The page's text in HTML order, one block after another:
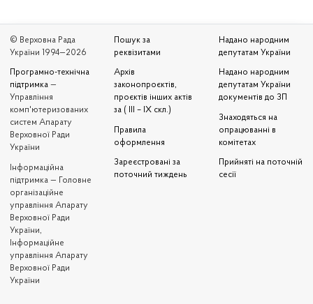
© Верховна Рада
України 1994—2026
Програмно-технічна
підтримка —
Управління
комп'ютеризованих
систем Апарату
Верховної Ради
України
Iнформаційна
підтримка — Головне
організаційне
управління Апарату
Верховної Ради
України,
Інформаційне
управління Апарату
Верховної Ради
України
Пошук за
реквізитами
Архів
законопроєктів,
проєктів інших актів
за ( III – IX скл.)
Правила
оформлення
Зареєстровані за
поточний тиждень
Надано народним
депутатам України
Надано народним
депутатам України
документів до ЗП
Знаходяться на
опрацюванні в
комітетах
Прийняті на поточній
сесії